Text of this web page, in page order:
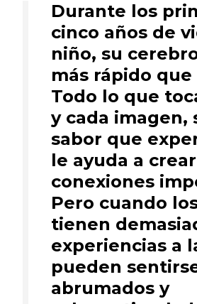
Durante los
cinco años de
niño, su
más rápido que
Todo lo que
y cada imagen,
sabor que
le ayuda a crear
conexiones
Pero cuando
tienen
experiencias a
pueden
abrumados y